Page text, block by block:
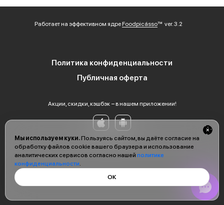
Мы используем куки.Пользуясь сайтом, вы даёте согласие на
обработку файлов cookie вашего браузера и использование
аналитических сервисов согласно нашей политике
конфиденциальности.
ОК
Работает на эффективном ядре Foodpicássover. 3.2
Политика конфиденциальности
Публичная оферта
Акции, скидки, кэшбэк − в нашем приложении!